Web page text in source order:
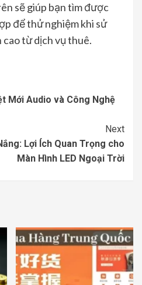
sẽ giúp bạn tìm được
để thử nghiệm khi sử
cao từ dịch vụ thuê.
Mới Audio và Công Nghệ
Next
Lợi Ích Quan Trọng cho
Màn Hình LED Ngoại Trời